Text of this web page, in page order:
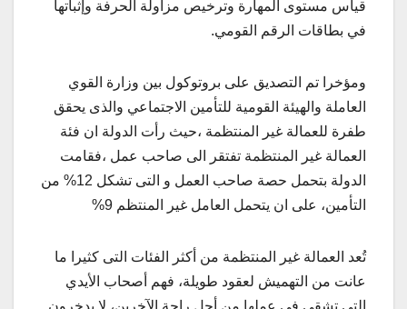
قياس مستوى المهارة وترخيص مزاولة الحرفة وإثباتها
في بطاقات الرقم القومي.
ومؤخرا تم التصديق على بروتوكول بين وزارة القوي
العاملة والهيئة القومية للتأمين الاجتماعي والذى يحقق
طفرة للعمالة غير المنتظمة ،حيث رأت الدولة ان فئة
العمالة غير المنتظمة تفتقر الى صاحب عمل ،فقامت
الدولة بتحمل حصة صاحب العمل و التى تشكل 12% من
التأمين، على ان يتحمل العامل غير المنتظم 9%
تُعد العمالة غير المنتظمة من أكثر الفئات التى كثيرا ما
عانت من التهميش لعقود طويلة، فهم أصحاب الأيدي
التى تشقى فى عملها من أجل راحة الآخرين، لا يدخرون